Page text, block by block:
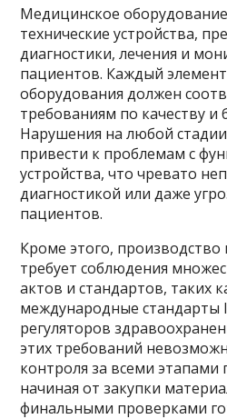
Медицинское
технические устройства,
диагностики, лечения и
пациентов. Каждый
оборудования должен
требованиям по качеству и
Нарушения на любой
привести к проблемам с
устройства, что чревато
диагностикой или даже
пациентов.
Кроме этого,
требует соблюдения
актов и стандартов, таких
международные стандарты
регуляторов
этих требований
контроля за всеми этапами
начиная от закупки
финальными проверками